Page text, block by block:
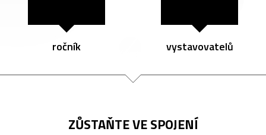
ročník vystavovatelů
ZŮSTAŇTE VE SPOJENÍ